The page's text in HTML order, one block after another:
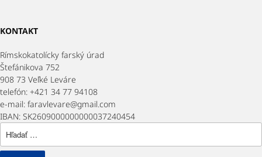
KONTAKT
Rímskokatolícky farský úrad
Štefánikova 752
908 73 Veľké Leváre
telefón: +421 34 77 94108
e-mail: faravlevare@gmail.com
IBAN: SK2609000000000037240454